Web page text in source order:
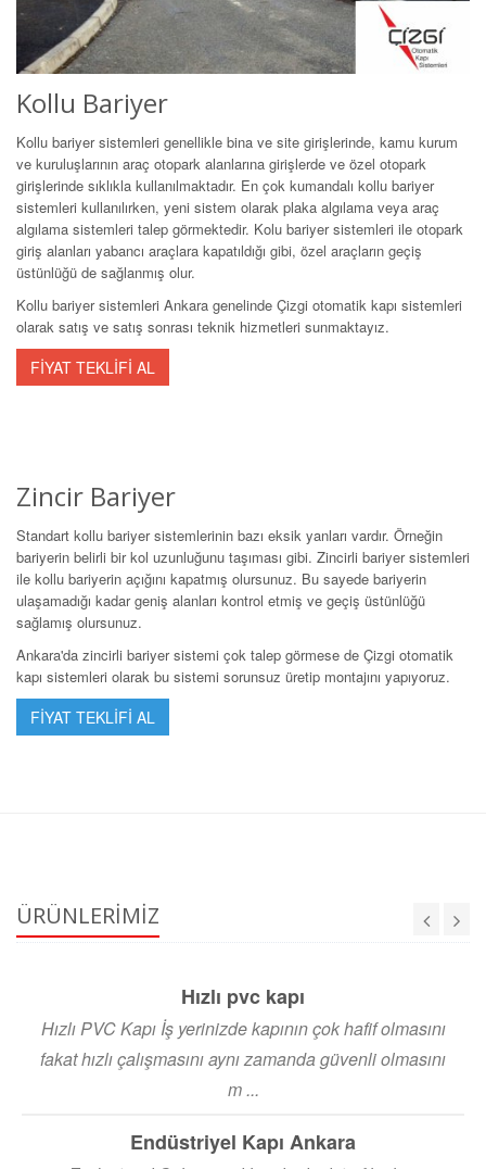
Kollu Bariyer
Kollu bariyer sistemleri genellikle bina ve site girişlerinde, kamu kurum
ve kuruluşlarının araç otopark alanlarına girişlerde ve özel otopark
girişlerinde sıklıkla kullanılmaktadır. En çok kumandalı kollu bariyer
sistemleri kullanılırken, yeni sistem olarak plaka algılama veya araç
algılama sistemleri talep görmektedir. Kolu bariyer sistemleri ile otopark
giriş alanları yabancı araçlara kapatıldığı gibi, özel araçların geçiş
üstünlüğü de sağlanmış olur.
Kollu bariyer sistemleri Ankara genelinde Çizgi otomatik kapı sistemleri
olarak satış ve satış sonrası teknik hizmetleri sunmaktayız.
FİYAT TEKLİFİ AL
Zincir Bariyer
Standart kollu bariyer sistemlerinin bazı eksik yanları vardır. Örneğin
bariyerin belirli bir kol uzunluğunu taşıması gibi. Zincirli bariyer sistemleri
ile kollu bariyerin açığını kapatmış olursunuz. Bu sayede bariyerin
ulaşamadığı kadar geniş alanları kontrol etmiş ve geçiş üstünlüğü
sağlamış olursunuz.
Ankara'da zincirli bariyer sistemi çok talep görmese de Çizgi otomatik
kapı sistemleri olarak bu sistemi sorunsuz üretip montajını yapıyoruz.
FİYAT TEKLİFİ AL
ÜRÜNLERİMİZ
Hızlı pvc kapı
Hızlı PVC Kapı İş yerinizde kapının çok hafif olmasını
fakat hızlı çalışmasını aynı zamanda güvenli olmasını
m ...
Endüstriyel Kapı Ankara